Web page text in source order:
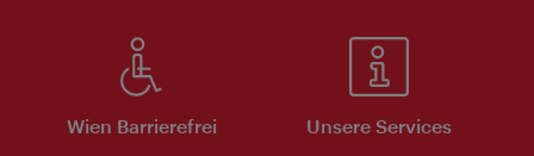
Wien Barrierefrei Unsere Services